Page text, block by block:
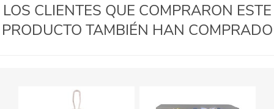
LOS CLIENTES QUE COMPRARON ESTE
PRODUCTO TAMBIÉN HAN COMPRADO